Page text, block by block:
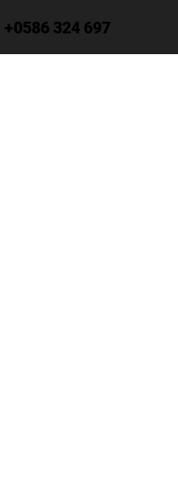
+0586 324 697